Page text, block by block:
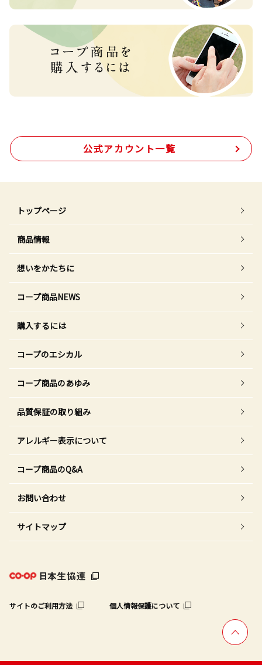
公式アカウント一覧
トップページ
商品情報
想いをかたちに
コープ商品NEWS
購入するには
コープのエシカル
コープ商品のあゆみ
品質保証の取り組み
アレルギー表示について
コープ商品のQ&A
お問い合わせ
サイトマップ
サイトのご利用方法 個人情報保護について